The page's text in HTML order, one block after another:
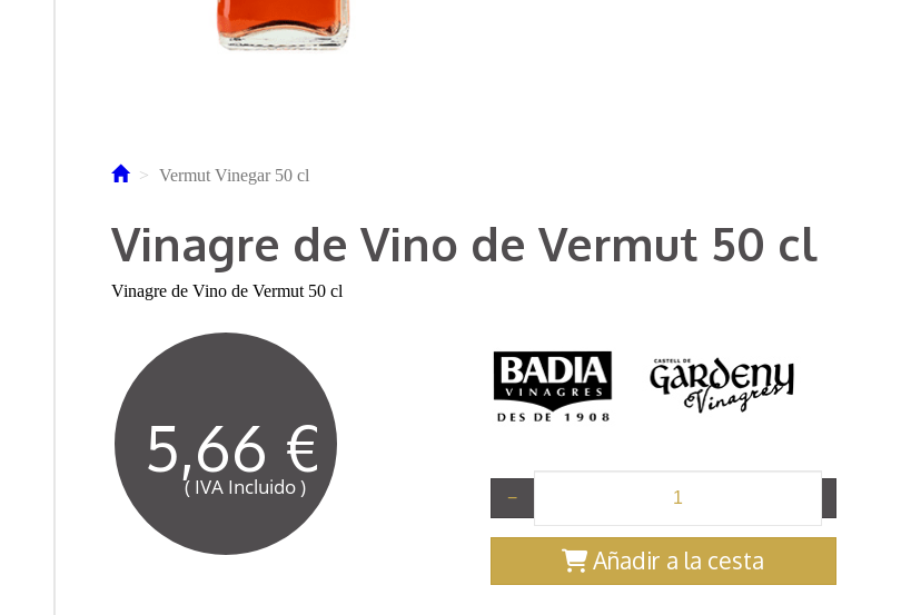
Vermut Vinegar 50 cl
Vinagre de Vino de Vermut 50 cl
Vinagre de Vino de Vermut 50 cl
5,66 €
( IVA Incluido ) −
Añadir a la cesta